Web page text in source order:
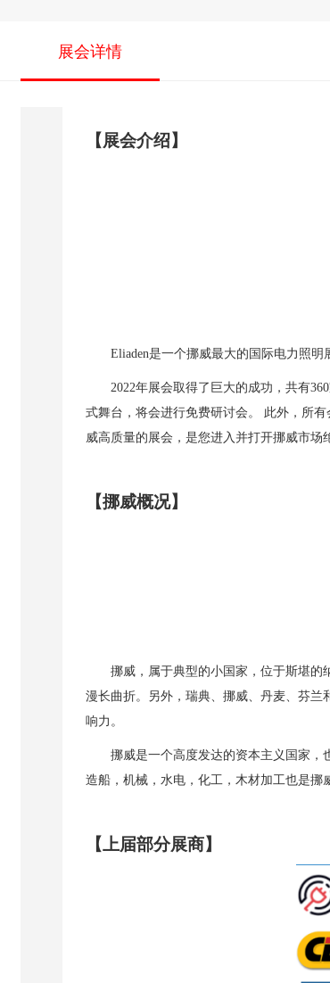
展会详情
【展会介绍】
Eliaden是一个挪威最大的国际电力照明
2022年展会取得了巨大的成功，共有360
式舞台，将会进行免费研讨会。
此外，所
威高质量的展会，是您进入并打开挪威市场
【挪威概况】
挪威，属于典型的小国家，位于斯堪的
漫长曲折。另外，瑞典、挪威、丹麦、芬兰
响力。
挪威是一个高度发达的资本主义国家，
造船，机械，水电，化工，木材加工也是挪
【上届部分展商】